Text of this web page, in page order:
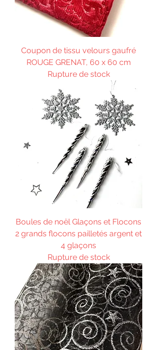
Coupon de tissu velours gaufré
ROUGE GRENAT, 60 x 60 cm
Rupture de stock
Boules de noël Glaçons et Flocons
2 grands flocons pailletés argent et
4 glaçons
Rupture de stock